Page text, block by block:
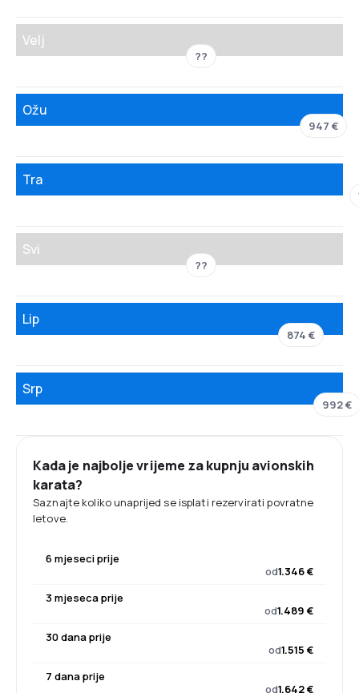
Velj
??
Ožu
947 €
Tra
Svi
??
Lip
874 €
Srp
992 €
Kada je najbolje vrijeme za kupnju avionskih
karata?
Saznajte koliko unaprijed se isplati rezervirati povratne
letove.
6 mjeseci prije
od1.346 €
3 mjeseca prije
od1.489 €
30 dana prije
od1.515 €
7 dana prije
od1.642 €